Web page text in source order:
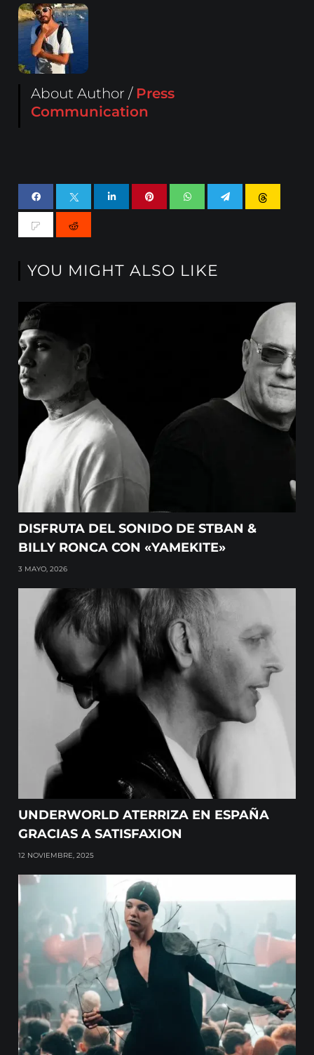
About Author / Press
Communication
YOU MIGHT ALSO LIKE
DISFRUTA DEL SONIDO DE STBAN &
BILLY RONCA CON «YAMEKITE»
3 MAYO, 2026
UNDERWORLD ATERRIZA EN ESPAÑA
GRACIAS A SATISFAXION
12 NOVIEMBRE, 2025